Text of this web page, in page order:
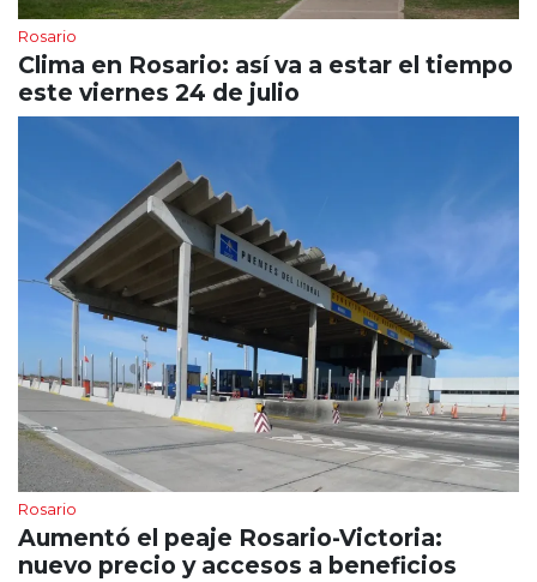
Rosario
Clima en Rosario: así va a estar el tiempo
este viernes 24 de julio
Rosario
Aumentó el peaje Rosario-Victoria:
nuevo precio y accesos a beneficios